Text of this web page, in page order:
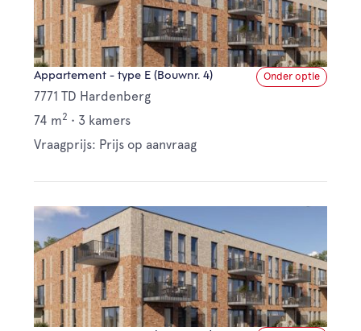
Onder optie
Appartement - type E (Bouwnr. 4)
7771 TD Hardenberg
74 m2 • 3 kamers
Vraagprijs: Prijs op aanvraag